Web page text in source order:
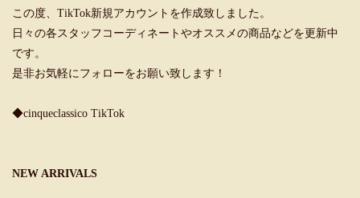
この度、TikTok新規アカウントを作成致しました。
日々の各スタッフコーディネートやオススメの商品などを更新中
です。
是非お気軽にフォローをお願い致します！
◆cinqueclassico TikTok
NEW ARRIVALS